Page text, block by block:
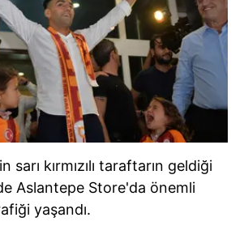
Çerezlere ilişkin detaylı bilgi
tıklayabilir, Çerez Bilgilendirme
Verilerin Korunması Kanunu uyarınca
Metnimizi okumak ve sitemizde
olarak kullanılan çerezlerle ilgili bilgi
.
sarı kırmızılı taraftarın geldiği
Aslantepe Store'da önemli
yaşandı.